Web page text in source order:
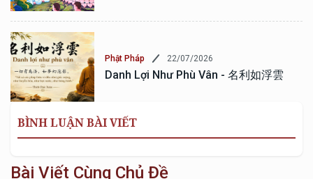
Phật Pháp 22/07/2026
Danh Lợi Như Phù Vân - 名利如浮雲
BÌNH LUẬN BÀI VIẾT
Bài Viết Cùng Chủ Đề